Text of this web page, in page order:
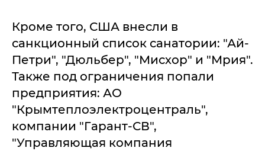
Кроме того, США внесли в
санкционный список санатории: "Ай-
Петри", "Дюльбер", "Мисхор" и "Мрия".
Также под ограничения попали
предприятия: АО
"Крымтеплоэлектроцентраль",
компании "Гарант-СВ",
"Управляющая компания